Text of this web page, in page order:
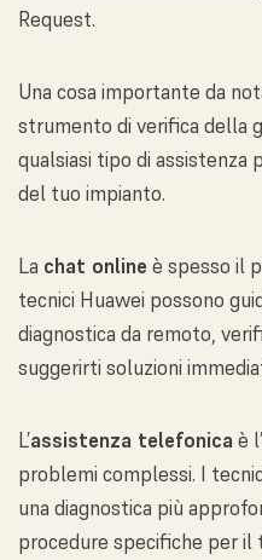
Request.
Una cosa importante da
strumento di verifica della
qualsiasi tipo di assistenza
del tuo impianto.
La chat online è spesso il
tecnici Huawei possono
diagnostica da remoto,
suggerirti soluzioni
L’assistenza telefonica è
problemi complessi. I
una diagnostica più
procedure specifiche per il